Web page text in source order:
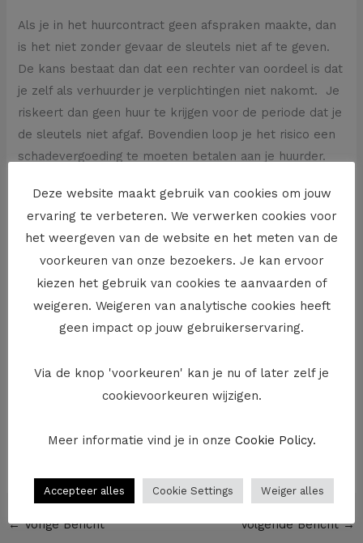
Als je in het huurcontract geen afspraken maakte, dan
is het niet zonder gevaar de sleutels niet af te geven.
De kans bestaat dan dat een rechter van oordeel is dat
je zelf als verhuurder je verplichtingen niet nakomt. Je
riskeert dan geen huur te krijgen voor de periode dat je
de sleutels niet afgaf. Bovendien loop je het risico een
schadevergoeding te moeten betalen aan je huurder.
dat die de huurovereenkomst lastens jou ontbindt.
Wat dan wel doen?
Staat er geen regeling in het huurcontract, vraag dan bij
je huurder enkele dagen voor de afgifte van de sleutels
na of hij de huurwaarborg al in orde bracht. Is dat niet
het geval, dring dan aan. Helpt dat niet en zijn er geen
Stuur vervolgens een aangetekende brief aan je
huurder waarin je hem aanmaant de waarborg alsnog te
aanhangig maken bij de vrederechter en eventueel de
←Vorige Bericht Volgende Bericht→
Deze website maakt gebruik van cookies om jouw
ervaring te verbeteren. We verwerken cookies voor
het weergeven van de website en het meten van de
voorkeuren van onze bezoekers. Je kan ervoor
kiezen het gebruik van cookies te aanvaarden of
weigeren. Weigeren van analytische cookies heeft
geen impact op jouw gebruikerservaring.
Via de knop 'voorkeuren' kan je nu of later zelf je
cookievoorkeuren wijzigen.
Meer informatie vind je in onze Cookie Policy.
Accepteer alles Cookie Settings Weiger alles